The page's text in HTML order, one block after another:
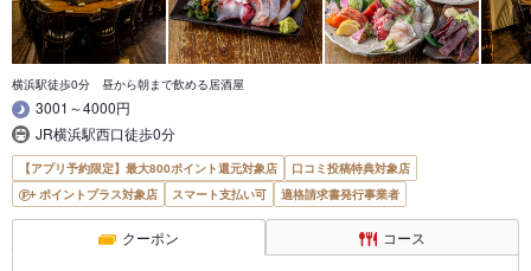
横浜駅徒歩0分 昼から朝まで飲める居酒屋
3001～4000円
JR横浜駅西口徒歩0分
【アプリ予約限定】最大800ポイント還元対象店
口コミ投稿特典対象店
ポイントプラス対象店
スマート支払い可 適格請求書発行事業者
クーポン コース